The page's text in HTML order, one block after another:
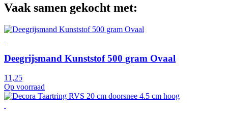
Vaak samen gekocht met:
Deegrijsmand Kunststof 500 gram Ovaal
11,25
Op voorraad